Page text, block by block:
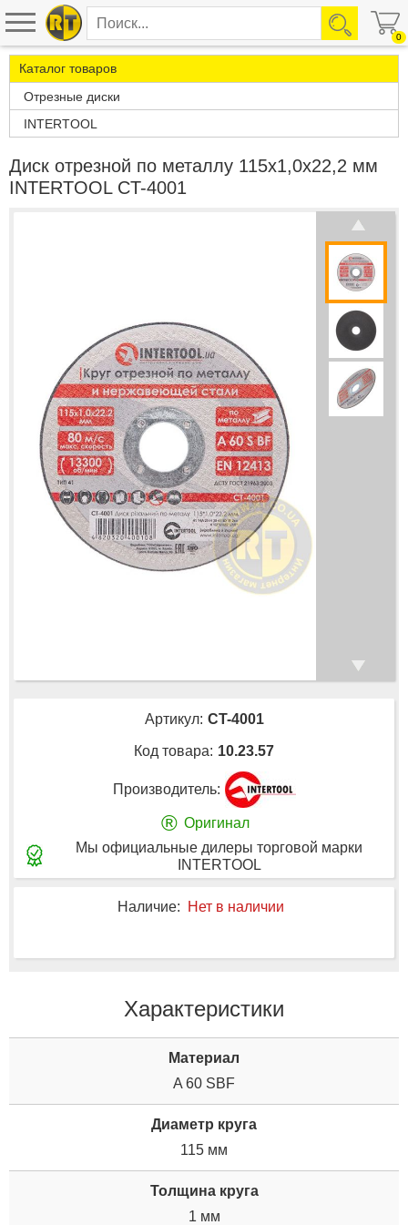
0
Каталог товаров
Отрезные диски
INTERTOOL
Диск отрезной по металлу 115x1,0x22,2 мм
INTERTOOL CT-4001
Артикул: CT-4001
Код товара: 10.23.57
Производитель:
® Оригинал
Мы официальные дилеры торговой марки
INTERTOOL
Наличие: Нет в наличии
Характеристики
Материал
A 60 SBF
Диаметр круга
115 мм
Толщина круга
1 мм